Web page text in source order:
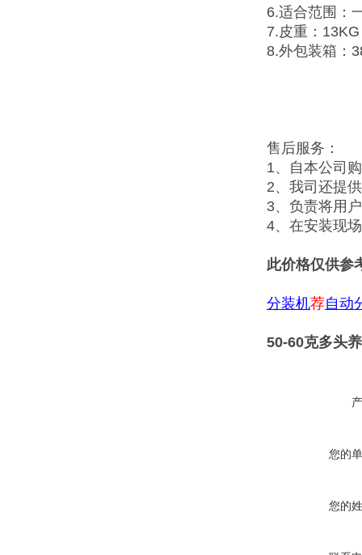
6.适合范围：
7.皮重：13KG
8.外包装箱：
售后服务：
1、自本公司
2、我司还提
3、负责将用
4、在安装现
此价格仅供参
分装机荐自动
50-60克多头
您的
您的